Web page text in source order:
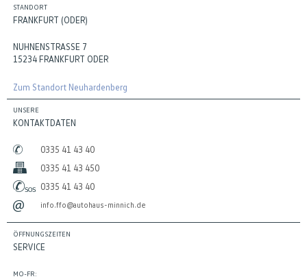
STANDORT
FRANKFURT (ODER)
NUHNENSTRASSE 7
15234 FRANKFURT ODER
Zum Standort Neuhardenberg
UNSERE
KONTAKTDATEN
0335 41 43 40
0335 41 43 450
0335 41 43 40
info.ffo@autohaus-minnich.de
ÖFFNUNGSZEITEN
SERVICE
MO-FR: